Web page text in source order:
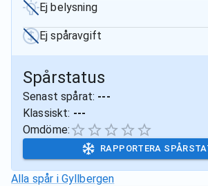
Ej belysning
Ej spåravgift
Spårstatus
Senast spårat: ---
Klassiskt: ---
Omdöme:
RAPPORTERA
Alla spår i Gyllbergen